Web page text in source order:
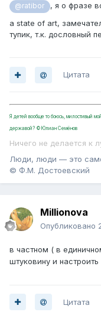
@ratibor
, я о фразе
а state of art,
тупик, т.к. дословный
Цитата
Я детей вообще то боюсь, милостивый
державой? ©Юлиан Семёнов
Ничего не делается к
Люди, люди — это
© Ф.М. Достоевский
Millionova
Опубликовано
в частном ( в
штуковину и настроить
Цитата